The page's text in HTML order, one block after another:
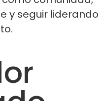
y seguir liderando